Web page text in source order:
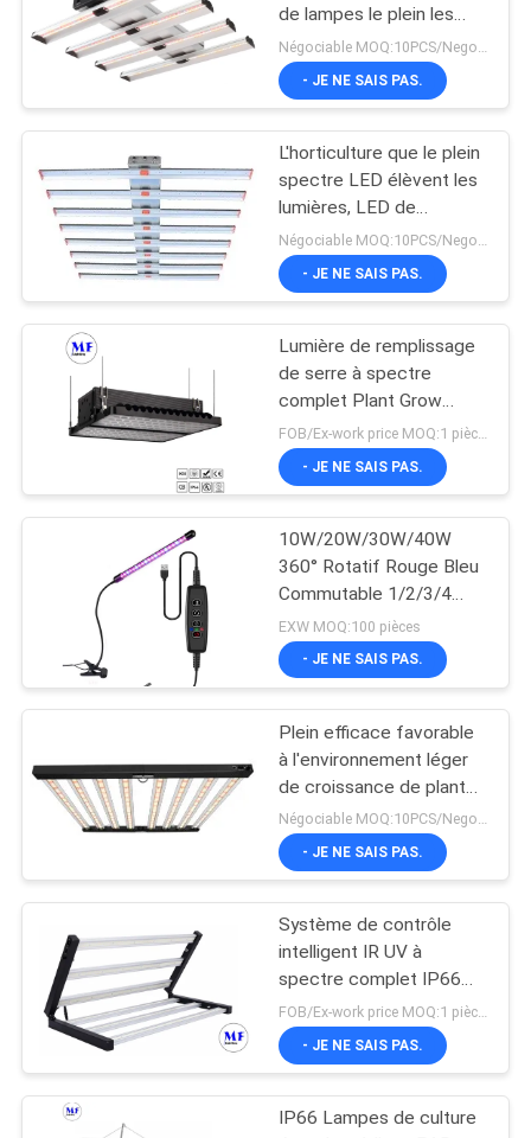
PLAN
SITE
PRIVACY
POLICY
Lumières anti-
déflagrantes de LED
102
Led Light Tunnel
57
LED feux de route
Lumière de
recherche à LED
47
de lampes le plein les
usines que d'intérieur
allume la victoire de
plantation d'intérieur
barre de LED menées
pour élever Li
Négociable MOQ:10PCS/Negotiable
- JE NE SAIS PAS.
L'horticulture que le plein
spectre LED élèvent les
lumières, LED de
jardinage verticale allume
l'économie d'énergie
- JE NE SAIS PAS.
Lumière de remplissage
de serre à spectre
complet Plant Grow
LED-Light IP66 IK08
imperméable à l'eau
540W Pour les plantes
- JE NE SAIS PAS.
10W/20W/30W/40W
360° Rotatif Rouge Bleu
Commutable 1/2/3/4
Têtes LED Mini Clip
Croître Lumière Avec
Remarques USB
EXW MOQ:100 pièces
- JE NE SAIS PAS.
Plein efficace favorable
à l'environnement léger
de croissance de plantes
du spectre LED
Négociable MOQ:10PCS/Negotiable
- JE NE SAIS PAS.
Système de contrôle
intelligent IR UV à
spectre complet IP66
550W
FOB/Ex-work price MOQ:1 pièces
- JE NE SAIS PAS.
IP66 Lampes de culture